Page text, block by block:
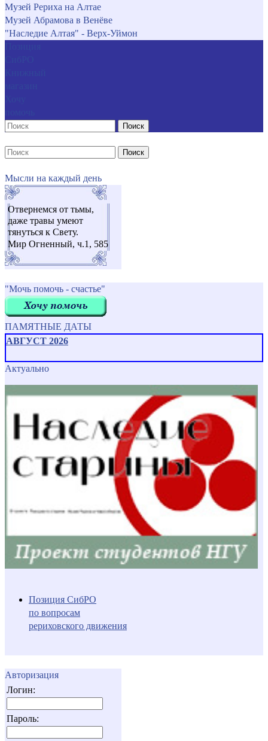
Музей Рериха на Алтае
Музей Абрамова в Венёве
"Наследие Алтая" - Верх-Уймон
Поиск
Поиск
Мысли на каждый день
Отвернемся от тьмы,
даже травы умеют
тянуться к Свету.
Мир Огненный, ч.1, 585
"Мочь помочь - счастье"
ПАМЯТНЫЕ ДАТЫ
АВГУСТ 2026
Актуально
Позиция СибРО
по вопросам
рериховского движения
Авторизация
Логин:
Пароль: